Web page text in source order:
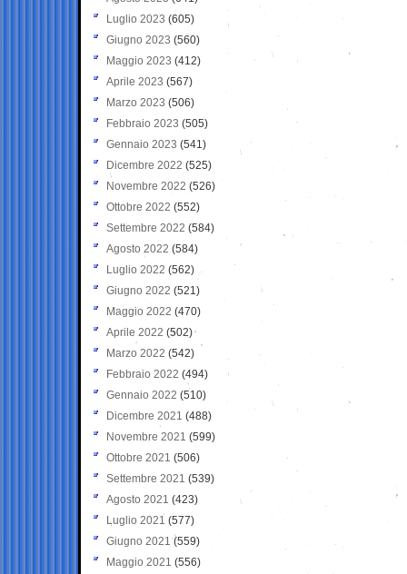
Luglio 2023 (605)
Giugno 2023 (560)
Maggio 2023 (412)
Aprile 2023 (567)
Marzo 2023 (506)
Febbraio 2023 (505)
Gennaio 2023 (541)
Dicembre 2022 (525)
Novembre 2022 (526)
Ottobre 2022 (552)
Settembre 2022 (584)
Agosto 2022 (584)
Luglio 2022 (562)
Giugno 2022 (521)
Maggio 2022 (470)
Aprile 2022 (502)
Marzo 2022 (542)
Febbraio 2022 (494)
Gennaio 2022 (510)
Dicembre 2021 (488)
Novembre 2021 (599)
Ottobre 2021 (506)
Settembre 2021 (539)
Agosto 2021 (423)
Luglio 2021 (577)
Giugno 2021(559)
Maggio 2021 (556)